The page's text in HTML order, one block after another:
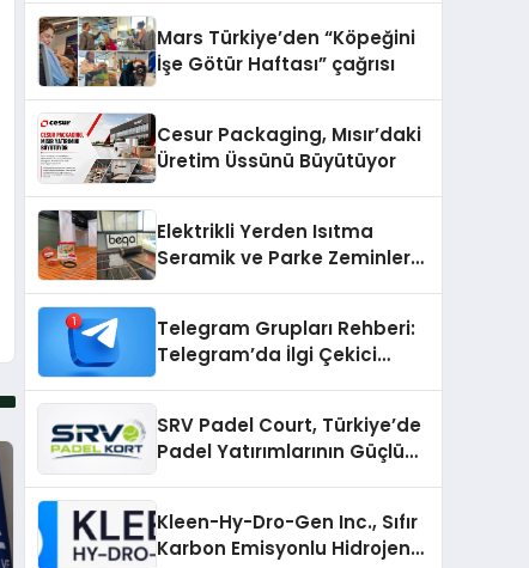
Mars Türkiye’den “Köpeğini
İşe Götür Haftası” çağrısı
Cesur Packaging, Mısır’daki
Üretim Üssünü Büyütüyor
Elektrikli Yerden Isıtma
Seramik ve Parke Zeminler
Telegram Grupları Rehberi:
Telegram’da İlgi Çekici
SRV Padel Court, Türkiye’de
Padel Yatırımlarının Güçlü
Kleen-Hy-Dro-Gen Inc., Sıfır
Karbon Emisyonlu Hidrojen